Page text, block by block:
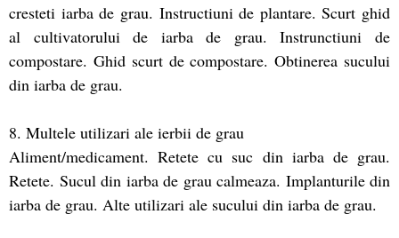
cresteti iarba de grau. Instructiuni de plantare. Scurt ghid
al cultivatorului de iarba de grau. Instrunctiuni de
compostare. Ghid scurt de compostare. Obtinerea sucului
din iarba de grau.
8. Multele utilizari ale ierbii de grau
Aliment/medicament. Retete cu suc din iarba de grau.
Retete. Sucul din iarba de grau calmeaza. Implanturile din
iarba de grau. Alte utilizari ale sucului din iarba de grau.